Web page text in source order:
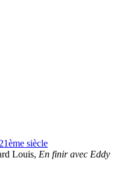
siècle
Louis, En finir avec Eddy